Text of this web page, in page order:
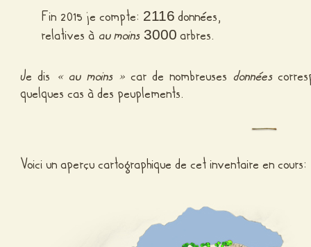
Fin 2015 je compte: 2116 données,
relatives à au moins 3000 arbres.
Je dis « au moins » car de nombreusesdonnées
quelques cas à des peuplements.
Voici un aperçu cartographique de cet inventaire en cours: